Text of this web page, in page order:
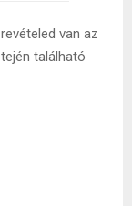
van az
található